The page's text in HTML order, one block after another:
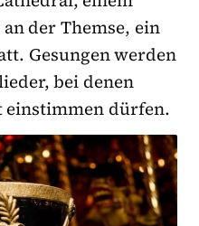
der Themse, ein
Gesungen werden
bei denen
einstimmen dürfen.